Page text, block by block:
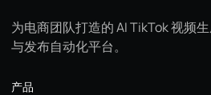
为电商团队打造的 AI TikTok 视频
与发布自动化平台。
产品